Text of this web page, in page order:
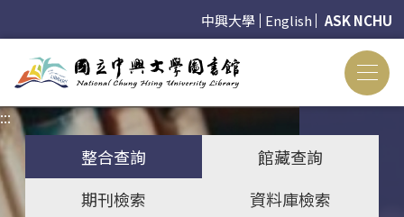
中興大學 English ASK NCHU
:::
整合查詢
館藏查詢
期刊檢索
資料庫檢索